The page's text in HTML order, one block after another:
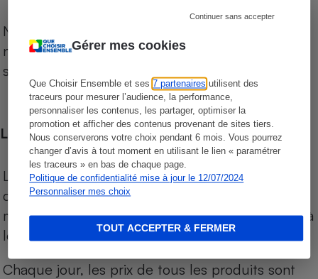
Gérer mes cookies
Que Choisir Ensemble et ses7 partenaires utilisent des
traceurs pour mesurer l’audience, la performance,
personnaliser les contenus, les partager, optimiser la
promotion et afficher des contenus provenant de sites tiers.
Nous conserverons votre choix pendant 6 mois. Vous pourrez
changer d’avis à tout moment en utilisant le lien « paramétrer
les traceurs » en bas de chaque page.
Politique de confidentialité mise à jour le 12/07/2024
Personnaliser mes choix
Continuer sans accepter
TOUT ACCEPTER & FERMER
Notre comparateur de supermarchés propose le
niveau de prix des supermarchés, géolocalisés
sur le territoire français.
Les comparaisons de prix
Les comparaisons sont réalisées sur l’ensemble
des produits des magasins. Les produits de
marques de distributeurs (MDD) sont comparés à
leurs équivalents chez leurs concurrents.
Chaque jour, les prix de tous les produits sont